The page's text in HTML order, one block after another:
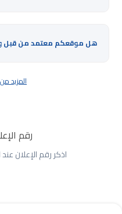
هل موقعكم معتمد من قبل
المزيد
رقم
اذكر رقم الإعلان